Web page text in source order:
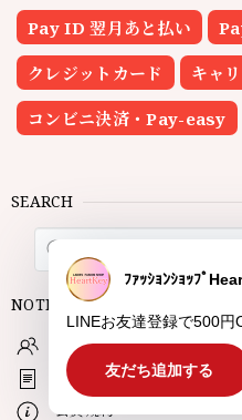
Pay ID 翌月あと払い
クレジットカード キャ
コンビニ決済・Pay-easy
SEARCH
NOTICE
プライバシーポリシー
特定商取引法に基づく表記
会員規約